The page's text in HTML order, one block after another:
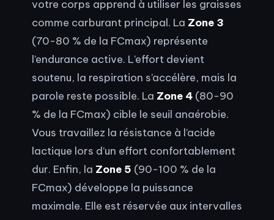
votre corps apprend à utiliser les graisses
comme carburant principal. La Zone 3
(70-80 % de la FCmax) représente
l’endurance active. L’effort devient
soutenu, la respiration s’accélère, mais la
parole reste possible. La Zone 4 (80-90
% de la FCmax) cible le seuil anaérobie.
Vous travaillez la résistance à l’acide
lactique lors d’un effort confortablement
dur. Enfin, la Zone 5 (90-100 % de la
FCmax) développe la puissance
maximale. Elle est réservée aux intervalles